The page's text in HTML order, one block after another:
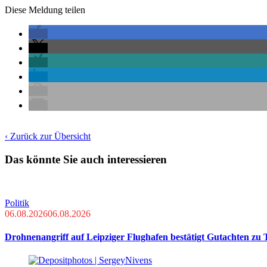
Diese Meldung teilen
‹ Zurück zur Übersicht
Das könnte Sie auch interessieren
Politik
06.08.202606.08.2026
Drohnenangriff auf Leipziger Flughafen bestätigt Gutachten zu